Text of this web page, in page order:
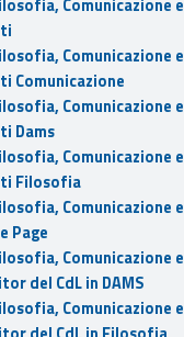
Comunicazione e
Comunicazione e
Comunicazione
Comunicazione e
Dams
Comunicazione e
Filosofia
Comunicazione e
Page
Comunicazione e
del CdL in DAMS
Comunicazione e